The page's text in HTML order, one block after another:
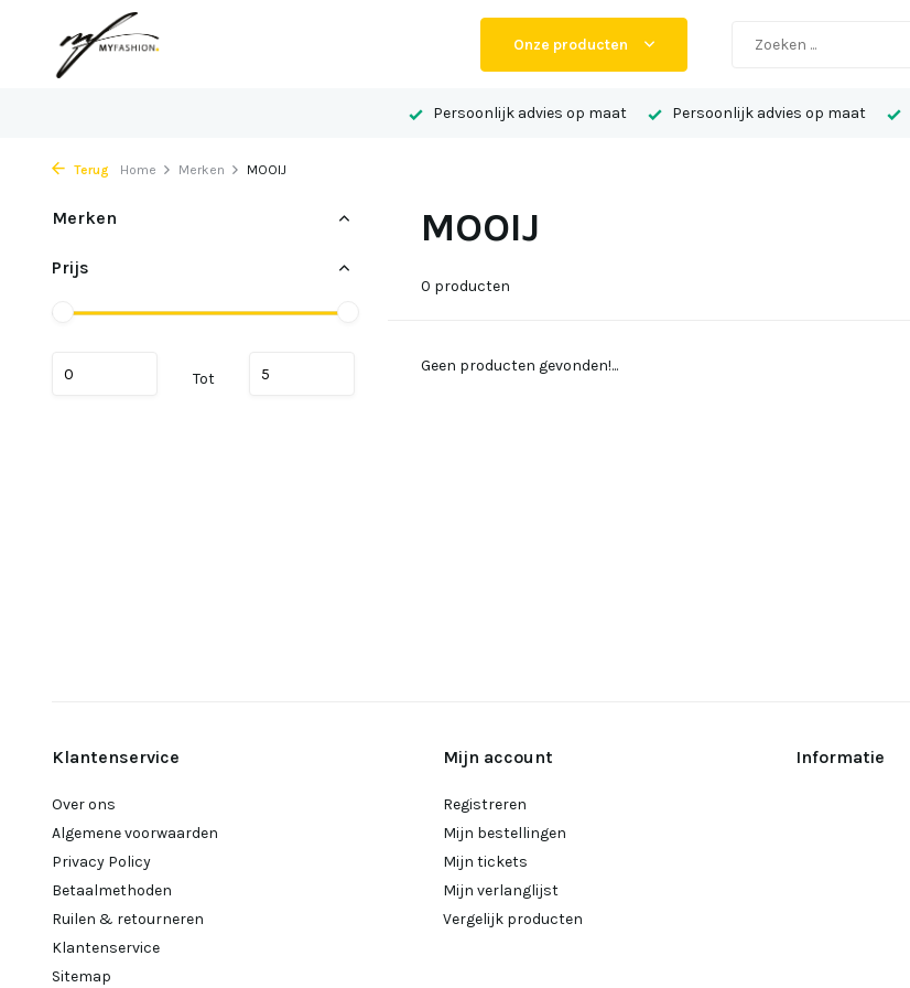
Onze producten
Persoonlijk advies op maat Persoonlijk advies op maat
Terug Home Merken MOOIJ
Merken
Prijs
Tot
MOOIJ
0 producten
Geen producten gevonden!...
Klantenservice
Over ons
Algemene voorwaarden
Privacy Policy
Betaalmethoden
Ruilen & retourneren
Klantenservice
Sitemap
Mijn account
Registreren
Mijn bestellingen
Mijn tickets
Mijn verlanglijst
Vergelijk producten
Informatie